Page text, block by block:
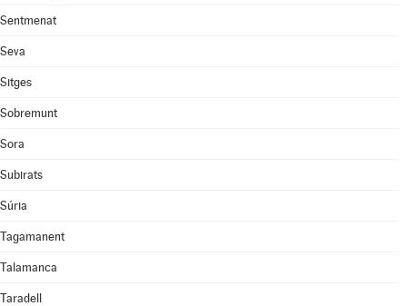
Sentmenat
Seva
Sitges
Sobremunt
Sora
Subirats
Súria
Tagamanent
Talamanca
Taradell